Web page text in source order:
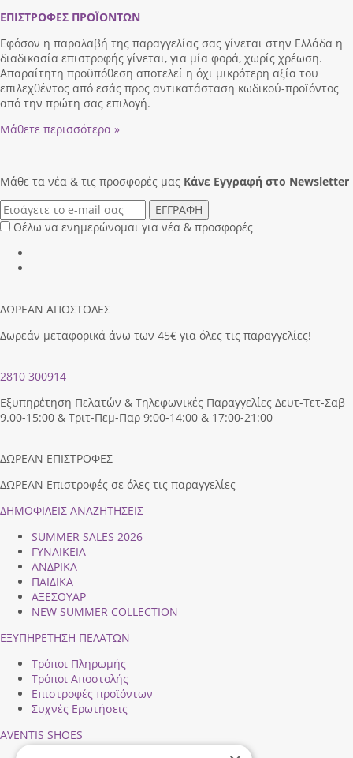
ΕΠΙΣΤΡΟΦΕΣ ΠΡΟΪΟΝΤΩΝ
Εφόσον η παραλαβή της παραγγελίας σας γίνεται στην Ελλάδα η
διαδικασία επιστροφής γίνεται, για μία φορά, χωρίς χρέωση.
Απαραίτητη προϋπόθεση αποτελεί η όχι μικρότερη αξία του
επιλεχθέντος από εσάς προς αντικατάσταση κωδικού-προϊόντος
από την πρώτη σας επιλογή.
Μάθετε περισσότερα »
Μάθε τα νέα & τις προσφορές μας Κάνε Eγγραφή στο Newsletter
ΕΓΓΡΑΦΗ
Θέλω να ενημερώνομαι για νέα & προσφορές
ΔΩΡΕΑΝ ΑΠΟΣΤΟΛΕΣ
Δωρεάν μεταφορικά άνω των 45€ για όλες τις παραγγελίες!
2810 300914
Εξυπηρέτηση Πελατών & Τηλεφωνικές Παραγγελίες Δευτ-Τετ-Σαβ
9.00-15:00 & Τριτ-Πεμ-Παρ 9:00-14:00 & 17:00-21:00
ΔΩΡΕΑΝ ΕΠΙΣΤΡΟΦΕΣ
ΔΩΡΕΑΝ Επιστροφές σε όλες τις παραγγελίες
ΔΗΜΟΦΙΛEIΣ ΑΝΑΖΗΤΗΣΕΙΣ
SUMMER SALES 2026
ΓΥΝΑΙΚΕΙΑ
ΑΝΔΡΙΚΑ
ΠΑΙΔΙΚΑ
ΑΞΕΣΟΥΑΡ
NEW SUMMER COLLECTION
ΕΞΥΠΗΡΕΤΗΣΗ ΠΕΛΑΤΩΝ
Τρόποι Πληρωμής
Τρόποι Αποστολής
Επιστροφές προϊόντων
Συχνές Ερωτήσεις
AVENTIS SHOES